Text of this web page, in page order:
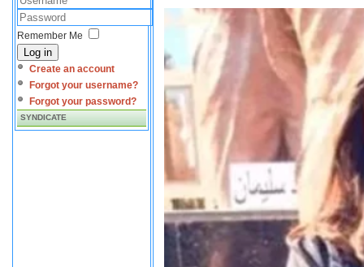
Remember Me
Log in
Create an account
Forgot your username?
Forgot your password?
SYNDICATE